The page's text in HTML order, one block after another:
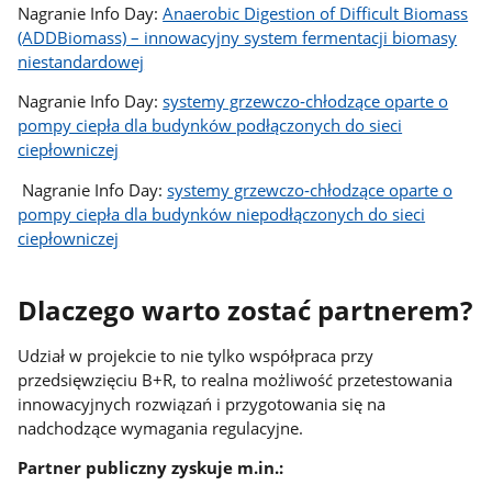
Nagranie Info Day:Anaerobic Digestion of Difficult Biomass
(ADDBiomass) – innowacyjny system fermentacji biomasy
niestandardowej
Nagranie Info Day:systemy grzewczo‑chłodzące oparte o
pompy ciepła dla budynków podłączonych do sieci
ciepłowniczej
Nagranie Info Day:systemy grzewczo‑chłodzące oparte o
pompy ciepła dla budynków niepodłączonych do sieci
ciepłowniczej
Dlaczego warto zostać partnerem?
Udział w projekcie to nie tylko współpraca przy
przedsięwzięciu B+R, to realna możliwość przetestowania
innowacyjnych rozwiązań i przygotowania się na
nadchodzące wymagania regulacyjne.
Partner publiczny zyskuje m.in.: